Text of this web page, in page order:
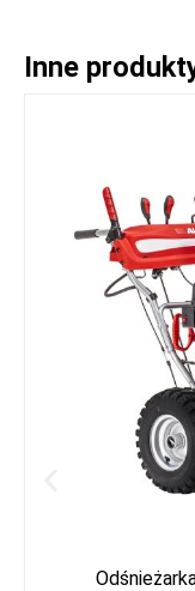
Inne